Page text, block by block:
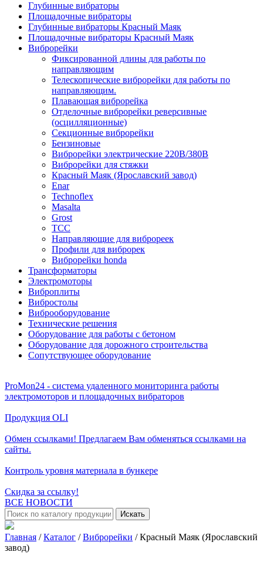
Глубинные вибраторы
Площадочные вибраторы
Глубинные вибраторы Красный Маяк
Площадочные вибраторы Красный Маяк
Виброрейки
Фиксированной длины для работы по
направляющим
Телескопические виброрейки для работы по
направляющим.
Плавающая виброрейка
Отделочные виброрейки реверсивные
(осцилляционные)
Секционные виброрейки
Бензиновые
Виброрейки электрические 220В/380В
Виброрейки для стяжки
Красный Маяк (Ярославский завод)
Enar
Technoflex
Masalta
Grost
ТСС
Направляющие для виброреек
Профили для виброрек
Виброрейки honda
Трансформаторы
Электромоторы
Виброплиты
Вибростолы
Виброоборудование
Технические решения
Оборудование для работы с бетоном
Оборудование для дорожного строительства
Сопутствующее оборудование
ProMon24 - система удаленного мониторинга работы
электромоторов и площадочных вибраторов
Продукция OLI
Обмен ссылками! Предлагаем Вам обменяться ссылками на
сайты.
Контроль уровня материала в бункере
Скидка за ссылку!
ВСЕ НОВОСТИ
Искать
Главная / Каталог / Виброрейки / Красный Маяк (Ярославский
завод)